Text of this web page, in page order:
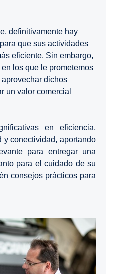
definitivamente hay
que sus actividades
eficiente. Sin embargo,
los que le prometemos
dichos
un valor comercial
en eficiencia,
y conectividad, aportando
para entregar una
para el cuidado de su
consejos prácticos para